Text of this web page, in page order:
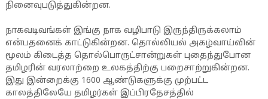
நினைவுபடுத்துகின்றன.
நாகவடிவங்கள் இங்கு நாக வழிபாடு இருந்திருக்கலாம்
என்பதனைக் காட்டுகின்றன. தொல்லியல் அகழ்வாய்வின்
மூலம் கிடைத்த தொல்பொருட்சான்றுகள் புதைந்துபோன
தமிழரின் வரலாற்றை உலகத்திற்கு பறைசாற்றுகின்றன.
இது இன்றைக்கு 1600 ஆண்டுகளுக்கு முற்பட்ட
காலத்திலேயே தமிழர்கள் இப்பிரதேசத்தில்